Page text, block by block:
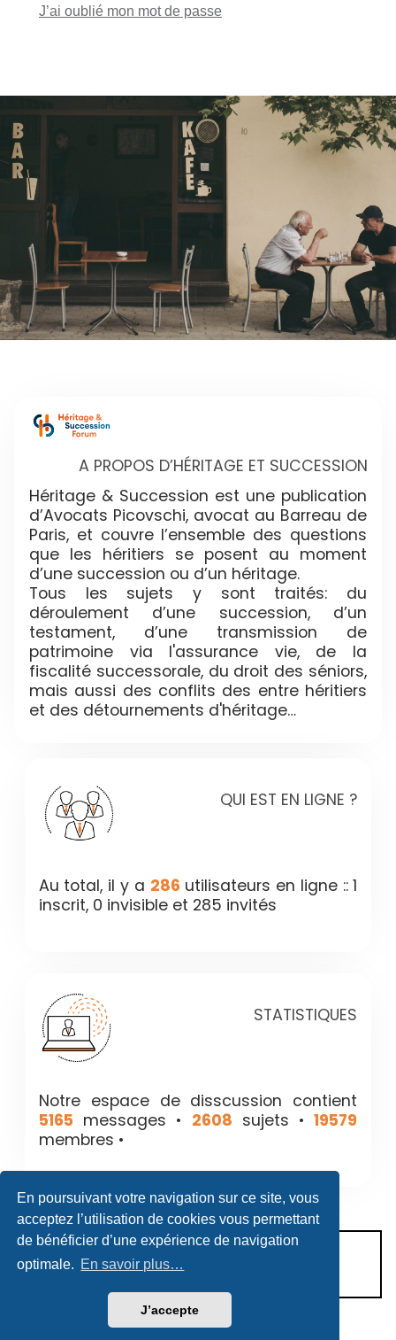
En poursuivant votre navigation sur ce site, vous
acceptez l’utilisation de cookies vous permettant
de bénéficier d’une expérience de navigation
optimale. En savoir plus…
J’accepte
J’ai oublié mon mot de passe
A PROPOS D’HÉRITAGE ET SUCCESSION
Héritage & Succession est une publication
d’Avocats Picovschi, avocat au Barreau de
Paris, et couvre l’ensemble des questions
que les héritiers se posent au moment
d’une succession ou d’un héritage.
Tous les sujets y sont traités: du
déroulement d’une succession, d’un
testament, d’une transmission de
patrimoine via l'assurance vie, de la
fiscalité successorale, du droit des séniors,
mais aussi des conflits des entre héritiers
et des détournements d'héritage…
QUI EST EN LIGNE ?
Au total, il y a 286 utilisateurs en ligne :: 1
inscrit, 0 invisible et 285 invités
STATISTIQUES
Notre espace de disscussion contient
5165 messages • 2608 sujets •19579
membres •
CONDITIONS D’UTILISATION
POLITIQUE DE VIE PRIVÉE
Héritage & Succession